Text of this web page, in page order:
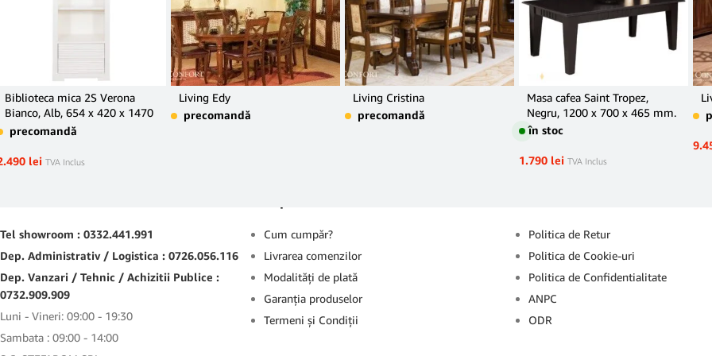
Biblioteca mica 2S Verona
Bianco, Alb, 654 x 420 x 1470
mm.
precomandă
lei TVA Inclus
Living Edy
precomandă
Living Cristina
precomandă
Masa cafea Saint Tropez,
Negru, 1200 x 700 x 465 mm.
în stoc
1.790 lei TVA Inclus
Tel showroom : 0332.441.991
Dep. Administrativ / Logistica : 0726.056.116
Dep. Vanzari / Tehnic / Achizitii Publice :
0732.909.909
Luni - Vineri: 09:00 - 19:30
Sambata : 09:00 - 14:00
Cum cumpăr?
Livrarea comenzilor
Modalităţi de plată
Garanţia produselor
Termeni şi Condiţii
Politica de Retur
Politica de Cookie-uri
Politica de Confidentialitate
ANPC
ODR